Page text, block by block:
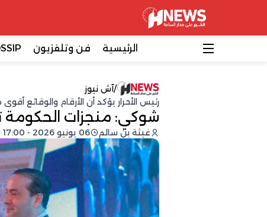
الرئيسية فن وتلفزيون
/آش نيوز
رئيس الأحرار يؤكد أن الأرقام والوقائع
شوكي: منجزات الحكومة
غيثة بن سالم 06 يونيو 2026 - 17:00